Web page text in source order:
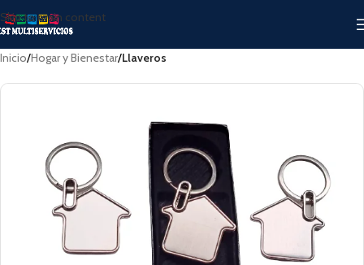
Skip to main content
Inicio Hogar y Bienestar Llaveros